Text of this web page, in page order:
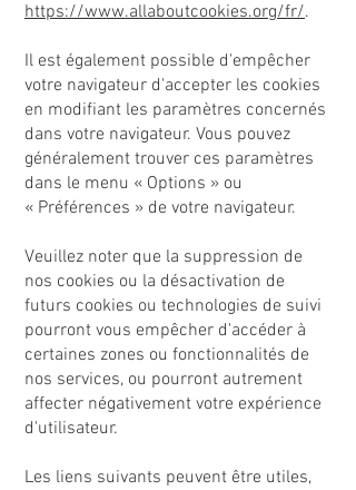
https://www.allaboutcookies.org/fr/.
Il est également possible d'empêcher
votre navigateur d'accepter les cookies
en modifiant les paramètres concernés
dans votre navigateur. Vous pouvez
généralement trouver ces paramètres
dans le menu « Options » ou
« Préférences » de votre navigateur.
Veuillez noter que la suppression de
nos cookies ou la désactivation de
futurs cookies ou technologies de suivi
pourront vous empêcher d'accéder à
certaines zones ou fonctionnalités de
nos services, ou pourront autrement
affecter négativement votre expérience
d'utilisateur.
Les liens suivants peuvent être utiles,